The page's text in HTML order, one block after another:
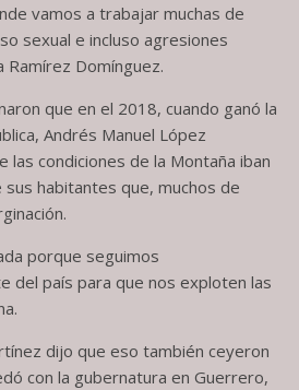
vamos a trabajar muchas de
sexual e incluso agresiones
Ramírez Domínguez.
que en el 2018, cuando ganó la
Andrés Manuel López
las condiciones de la Montaña iban
habitantes que, muchos de
porque seguimos
del país para que nos exploten las
dijo que eso también ceyeron
con la gubernatura en Guerrero,